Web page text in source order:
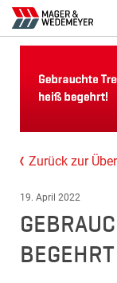
Zurück zur
19. April 2022
EGEHRT